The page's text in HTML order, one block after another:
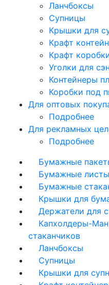
Ланчбоксы
Супницы
Крышки для
Крафт
Крафт
Уголки для
Контейнеры
Коробки под
Для оптовых
Подробнее
Для рекламных
Подробнее
Бумажные
Бумажные листы
Бумажные
Крышки для
Держатели для
Капхолдеры-
стаканчиков
Ланчбоксы
Супницы
Крышки для